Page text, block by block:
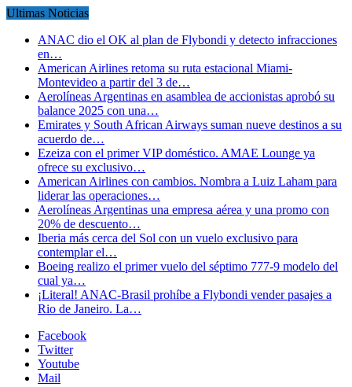
Ultimas Noticias
ANAC dio el OK al plan de Flybondi y detecto infracciones
en…
American Airlines retoma su ruta estacional Miami-
Montevideo a partir del 3 de…
Aerolíneas Argentinas en asamblea de accionistas aprobó su
balance 2025 con una…
Emirates y South African Airways suman nueve destinos a su
acuerdo de…
Ezeiza con el primer VIP doméstico. AMAE Lounge ya
ofrece su exclusivo…
American Airlines con cambios. Nombra a Luiz Laham para
liderar las operaciones…
Aerolíneas Argentinas una empresa aérea y una promo con
20% de descuento…
Iberia más cerca del Sol con un vuelo exclusivo para
contemplar el…
Boeing realizo el primer vuelo del séptimo 777-9 modelo del
cual ya…
¡Literal! ANAC-Brasil prohíbe a Flybondi vender pasajes a
Rio de Janeiro. La…
Facebook
Twitter
Youtube
Mail